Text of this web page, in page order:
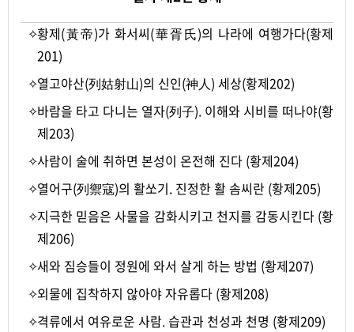
✧황제(黃帝)가 화서씨(華胥氏)의 나라에 여행가다(황제
201)
✧열고야산(列姑射山)의 신인(神人) 세상(황제202)
✧바람을 타고 다니는 열자(列子). 이해와 시비를 떠나야(황
제203)
✧사람이 술에 취하면 본성이 온전해 진다 (황제204)
✧열어구(列禦寇)의 활쏘기. 진정한 활 솜씨란 (황제205)
✧지극한 믿음은 사물을 감화시키고 천지를 감동시킨다 (황
제206)
✧새와 짐승들이 정원에 와서 살게 하는 방법 (황제207)
✧외물에 집착하지 않아야 자유롭다 (황제208)
✧격류에서 여유로운 사람. 습관과 천성과 천명 (황제209)